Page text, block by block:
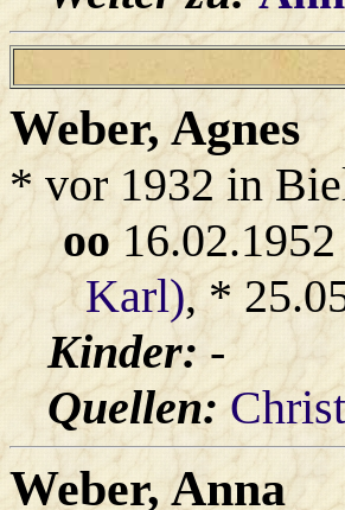
Weber, Agnes
* vor 1932 in
oo
Karl), *
Kinder: -
Quellen:
Weber, Anna